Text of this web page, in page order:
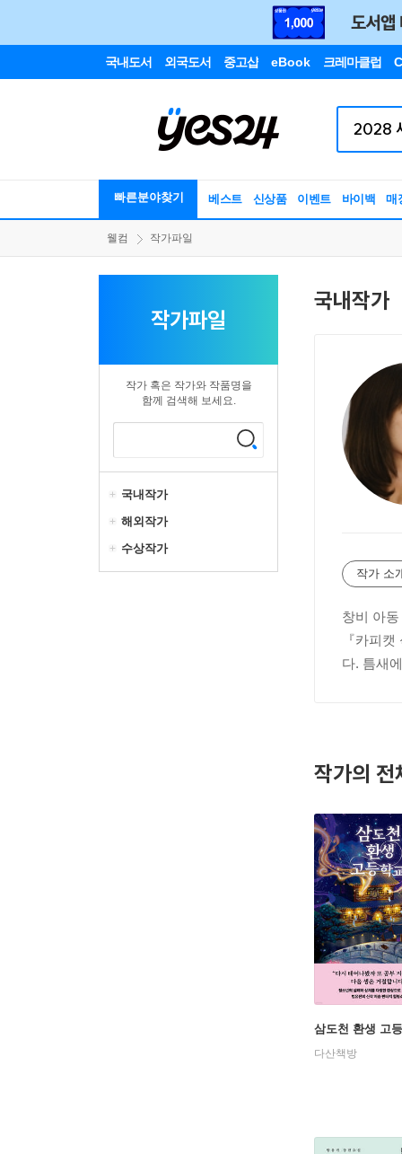
국내도서 외국도서 중고샵 eBook 크레마클럽
빠른분야찾기 베스트 신상품 이벤트 바이백 매
웰컴 작가파일
작가파일
작가 혹은 작가와 작품명을
함께 검색해 보세요.
국내작가
해외작가
수상작가
국내작가
작가 소
창비 아
『카피
다. 틈새
작가의 전
삼도천 환생 고
다산책방